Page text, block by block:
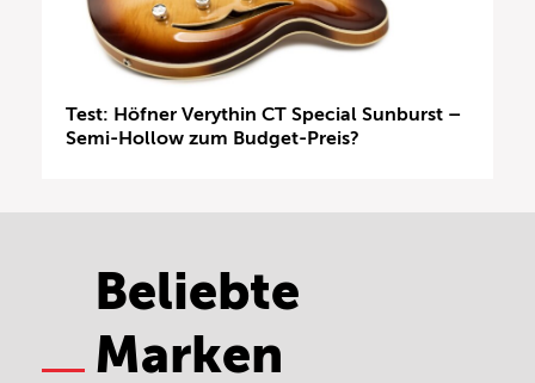
Test: Höfner Verythin CT Special Sunburst –
Semi-Hollow zum Budget-Preis?
Beliebte
Marken